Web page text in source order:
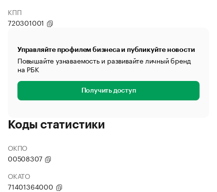
КПП
720301001
Управляйте профилем бизнеса и публикуйте новости
Повышайте узнаваемость и развивайте личный бренд
на РБК
Получить доступ
Коды статистики
ОКПО
00508307
ОКАТО
71401364000